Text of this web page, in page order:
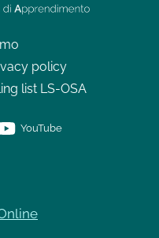
policy
list LS-OSA
YouTube